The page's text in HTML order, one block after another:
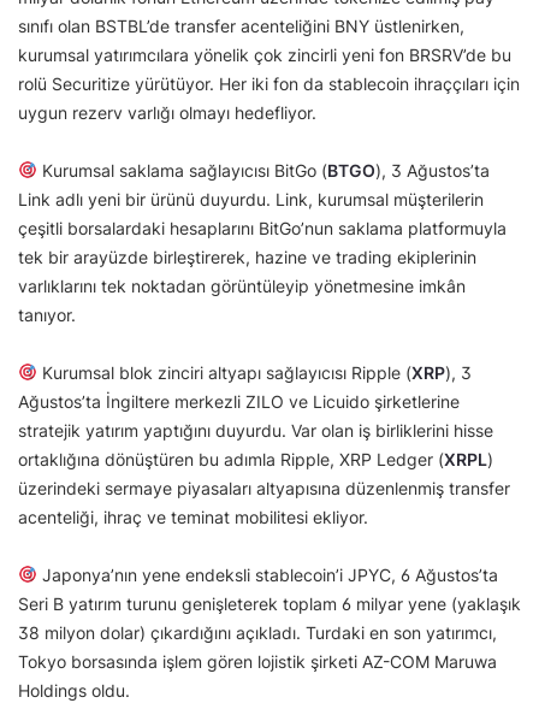
sınıfı olan BSTBL’de transfer acenteliğini BNY üstlenirken,
kurumsal yatırımcılara yönelik çok zincirli yeni fon BRSRV’de bu
rolü Securitize yürütüyor. Her iki fon da stablecoin ihraççıları için
uygun rezerv varlığı olmayı hedefliyor.
Kurumsal saklama sağlayıcısı BitGo (BTGO), 3 Ağustos’ta
Link adlı yeni bir ürünü duyurdu. Link, kurumsal müşterilerin
çeşitli borsalardaki hesaplarını BitGo’nun saklama platformuyla
tek bir arayüzde birleştirerek, hazine ve trading ekiplerinin
varlıklarını tek noktadan görüntüleyip yönetmesine imkân
tanıyor.
Kurumsal blok zinciri altyapı sağlayıcısı Ripple (XRP), 3
Ağustos’ta İngiltere merkezli ZILO ve Licuido şirketlerine
stratejik yatırım yaptığını duyurdu. Var olan iş birliklerini hisse
ortaklığına dönüştüren bu adımla Ripple, XRP Ledger (XRPL)
üzerindeki sermaye piyasaları altyapısına düzenlenmiş transfer
acenteliği, ihraç ve teminat mobilitesi ekliyor.
Japonya’nın yene endeksli stablecoin’i JPYC, 6 Ağustos’ta
Seri B yatırım turunu genişleterek toplam 6 milyar yene (yaklaşık
38 milyon dolar) çıkardığını açıkladı. Turdaki en son yatırımcı,
Tokyo borsasında işlem gören lojistik şirketi AZ-COM Maruwa
Holdings oldu.